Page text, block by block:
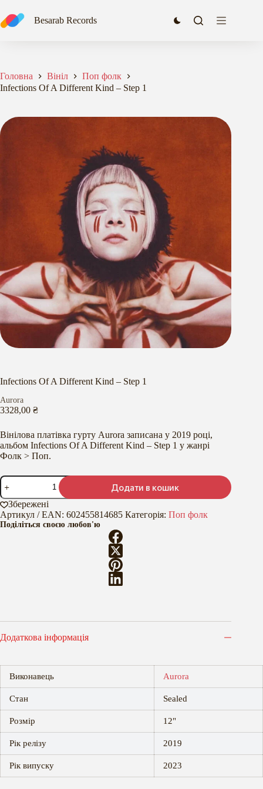
до
вмісту
Besarab Records
Головна Вініл
Поп фолк
Infections Of A Different Kind – Step 1
Infections Of A Different Kind – Step 1
Aurora
3328,00 ₴
Вінілова платівка гурту Aurora записана у 2019 році,
альбом Infections Of A Different Kind – Step 1 у жанрі
Фолк > Поп.
Infections
Of
A
Different
Kind
-
Додати в кошик
Збережені
Артикул / EAN: 602455814685 Категорія: Поп фолк
Поділіться своєю любов'ю
Додаткова інформація
Виконавець Aurora
Стан Sealed
Розмір 12"
Рік релізу 2019
Рік випуску 2023